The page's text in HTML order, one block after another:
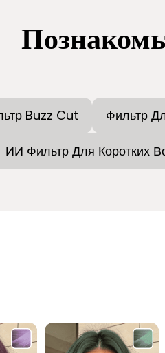
Buzz Cut Фильтр
ИИ Фильтр Для Коротких